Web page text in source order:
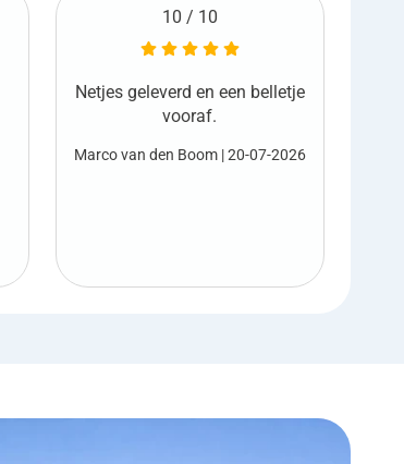
6 / 10
Harold Sterk| 17-07-2026